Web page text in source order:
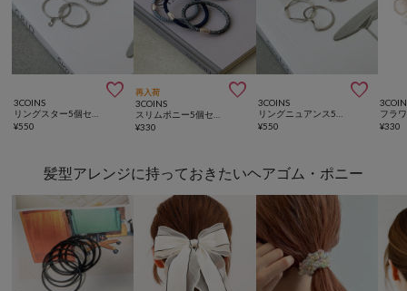

3COINS
¥550
再入荷 
3COINS
¥330

3COINS
¥550 ¥330
髪型アレンジに持っておきたいヘアゴム・ポニー